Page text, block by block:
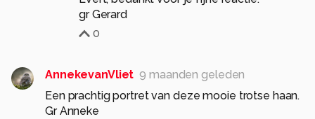
0
AnnekevanVliet 9 maanden geleden
Een prachtig portret van deze mooie trotse haan.
Gr Anneke